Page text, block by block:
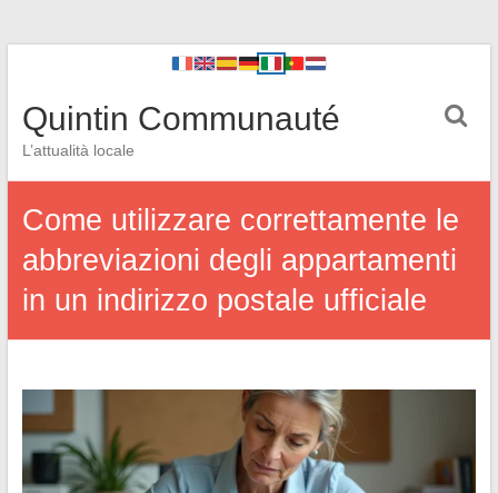
Quintin Communauté
L’attualità locale
Come utilizzare correttamente le
abbreviazioni degli appartamenti
in un indirizzo postale ufficiale